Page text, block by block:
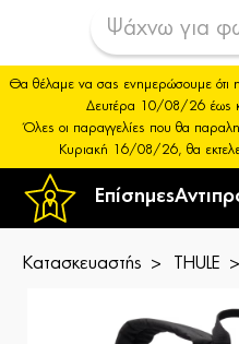
Επίσημες
Θα θέλαμε να σας ενημερώσουμε ότι η
Δευτέρα 10/08/26 έως
Όλες οι παραγγελίες που θα
Κυριακή 16/08/26, θα
Κατασκευαστής THULE